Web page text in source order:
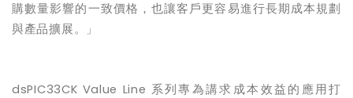
購數量影響的一致價格，也讓客戶更容易進行長期成本規劃
與產品擴展。」
dsPIC33CK Value Line 系列專為講求成本效益的應用打